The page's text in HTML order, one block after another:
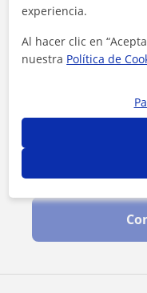
experiencia.
Al hacer clic en
nuestra Política de